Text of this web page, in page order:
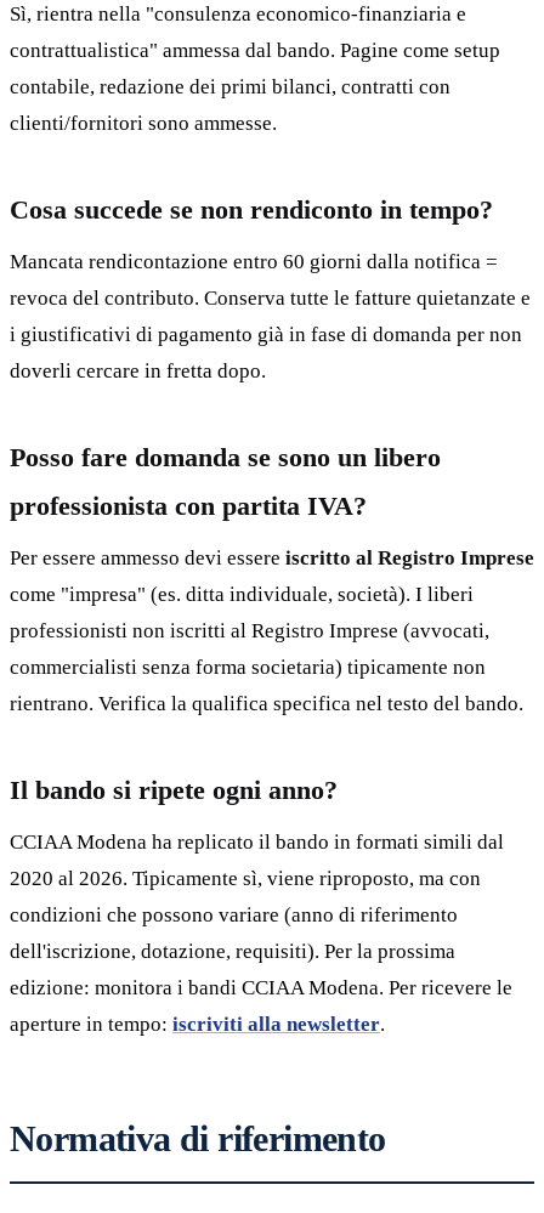
Sì, rientra nella "consulenza economico-finanziaria e
contrattualistica" ammessa dal bando. Pagine come setup
contabile, redazione dei primi bilanci, contratti con
clienti/fornitori sono ammesse.
Cosa succede se non rendiconto in tempo?
Mancata rendicontazione entro 60 giorni dalla notifica =
revoca del contributo. Conserva tutte le fatture quietanzate e
i giustificativi di pagamento già in fase di domanda per non
doverli cercare in fretta dopo.
Posso fare domanda se sono un libero
professionista con partita IVA?
Per essere ammesso devi essere iscritto al Registro Imprese
come "impresa" (es. ditta individuale, società). I liberi
professionisti non iscritti al Registro Imprese (avvocati,
commercialisti senza forma societaria) tipicamente non
rientrano. Verifica la qualifica specifica nel testo del bando.
Il bando si ripete ogni anno?
CCIAA Modena ha replicato il bando in formati simili dal
2020 al 2026. Tipicamente sì, viene riproposto, ma con
condizioni che possono variare (anno di riferimento
dell'iscrizione, dotazione, requisiti). Per la prossima
edizione: monitora i bandi CCIAA Modena. Per ricevere le
aperture in tempo: iscriviti alla newsletter.
Normativa di riferimento